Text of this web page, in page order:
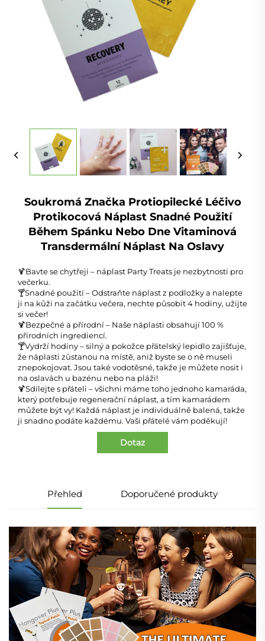
Soukromá Značka Protiopilecké Léčivo
Protikocová Náplast Snadné Použití
Během Spánku Nebo Dne Vitaminová
Transdermální Náplast Na Oslavy
🍹Bavte se chytřeji – náplast Party Treats je nezbytností pro
večerku.
🍸Snadné použití – Odstraňte náplast z podložky a nalepte
ji na kůži na začátku večera, nechte působit 4 hodiny, užijte
si večer!
🍹Bezpečné a přírodní – Naše náplasti obsahují 100 %
přírodních ingrediencí.
🍸Vydrží hodiny – silný a pokožce přátelský lepidlo zajišťuje,
že náplasti zůstanou na místě, aniž byste se o ně museli
znepokojovat. Jsou také vodotěsné, takže je můžete nosit i
na oslavách u bazénu nebo na pláži!
🍹Sdílejte s přáteli – všichni máme toho jednoho kamaráda,
který potřebuje regenerační náplast, a tím kamarádem
můžete být vy! Každá náplast je individuálně balená, takže
ji snadno podáte každému. Vaši přátelé vám poděkují!
Dotaz
Přehled Doporučené produkty